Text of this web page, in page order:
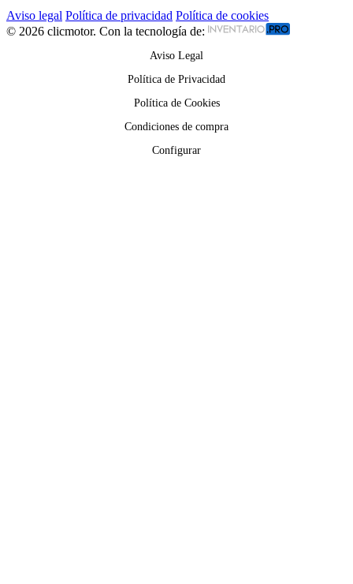
Aviso legal Política de privacidad Política de cookies
© 2026 clicmotor. Con la tecnología de:
Aviso Legal
Política de Privacidad
Política de Cookies
Condiciones de compra
Configurar